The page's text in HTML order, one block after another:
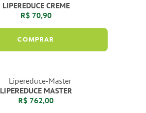
LIPEREDUCE CREME
R$ 70,90
COMPRAR
LIPEREDUCE MASTER
R$ 762,00